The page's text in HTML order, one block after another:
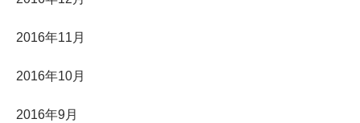
2016年11月
2016年10月
2016年9月